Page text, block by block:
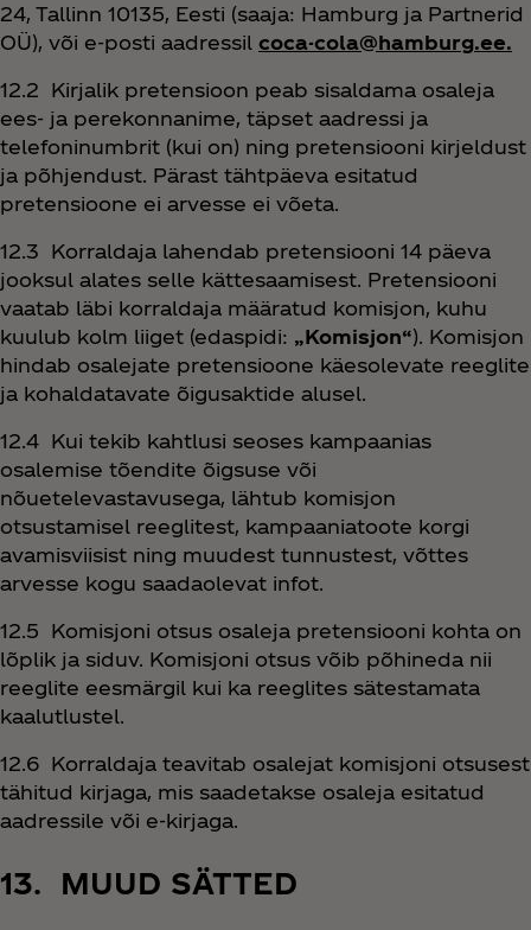
24, Tallinn 10135, Eesti (saaja: Hamburg ja Partnerid
OÜ), või e-posti aadressil coca-cola@hamburg.ee.
12.2 Kirjalik pretensioon peab sisaldama osaleja
ees- ja perekonnanime, täpset aadressi ja
telefoninumbrit (kui on) ning pretensiooni kirjeldust
ja põhjendust. Pärast tähtpäeva esitatud
pretensioone ei arvesse ei võeta.
12.3 Korraldaja lahendab pretensiooni 14 päeva
jooksul alates selle kättesaamisest. Pretensiooni
vaatab läbi korraldaja määratud komisjon, kuhu
kuulub kolm liiget (edaspidi: „Komisjon“). Komisjon
hindab osalejate pretensioone käesolevate reeglite
ja kohaldatavate õigusaktide alusel.
12.4 Kui tekib kahtlusi seoses kampaanias
osalemise tõendite õigsuse või
nõuetelevastavusega, lähtub komisjon
otsustamisel reeglitest, kampaaniatoote korgi
avamisviisist ning muudest tunnustest, võttes
arvesse kogu saadaolevat infot.
12.5 Komisjoni otsus osaleja pretensiooni kohta on
lõplik ja siduv. Komisjoni otsus võib põhineda nii
reeglite eesmärgil kui ka reeglites sätestamata
kaalutlustel.
12.6 Korraldaja teavitab osalejat komisjoni otsusest
tähitud kirjaga, mis saadetakse osaleja esitatud
aadressile või e-kirjaga.
13. MUUD SÄTTED